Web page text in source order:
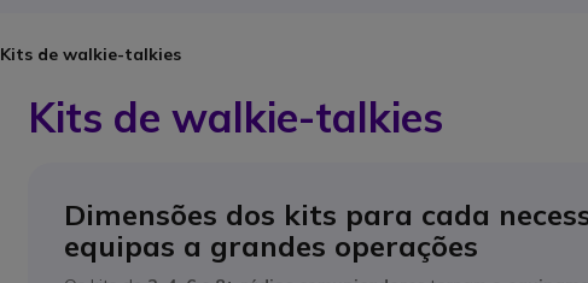
Kits de walkie-talkies
Kits de walkie-talkies
Dimensões dos kits para cada
equipas a grandes operações